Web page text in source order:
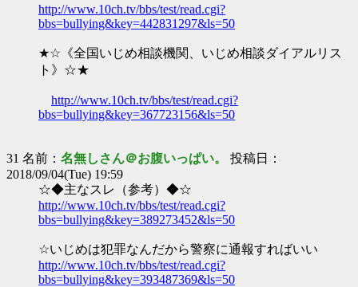
http://www.10ch.tv/bbs/test/read.cgi?
bbs=bullying&key=442831297&ls=50
★☆《全国いじめ相談機関、いじめ相談ダイアルリス
ト》☆★
http://www.10ch.tv/bbs/test/read.cgi?
bbs=bullying&key=367723156&ls=50
31 名前： 名無しさん＠お腹いっぱい。 投稿日：
2018/09/04(Tue) 19:59
☆◆主なスレ（参考）◆☆
http://www.10ch.tv/bbs/test/read.cgi?
bbs=bullying&key=389273452&ls=50
☆いじめは犯罪なんだから警察に通報すればいい
http://www.10ch.tv/bbs/test/read.cgi?
bbs=bullying&key=393487369&ls=50